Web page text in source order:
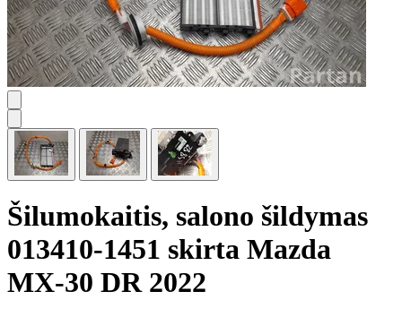
Šilumokaitis, salono šildymas
013410-1451 skirta Mazda
MX-30 DR 2022